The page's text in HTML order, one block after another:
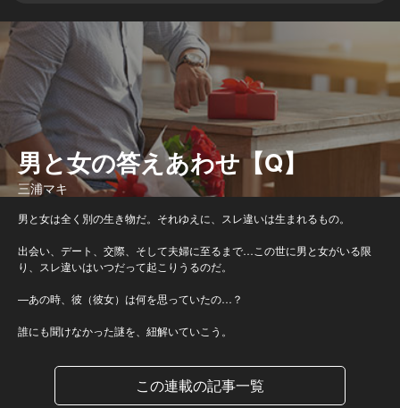
男と女の答えあわせ【Q】
三浦マキ
男と女は全く別の生き物だ。それゆえに、スレ違いは生まれるもの。
出会い、デート、交際、そして夫婦に至るまで…この世に男と女がいる限
り、スレ違いはいつだって起こりうるのだ。
—あの時、彼（彼女）は何を思っていたの…？
誰にも聞けなかった謎を、紐解いていこう。
この連載の記事一覧